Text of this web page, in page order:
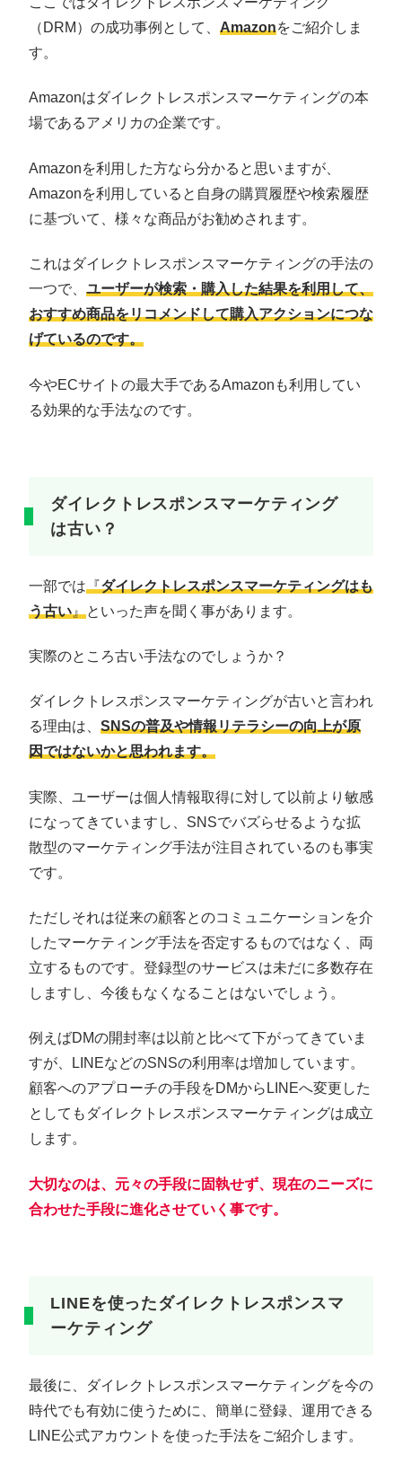
（DRM）の成功事例として、 Amazonをご紹介しま
す。
Amazonはダイレクトレスポンスマーケティングの本
場であるアメリカの企業です。
Amazonを利用した方なら分かると思いますが、
Amazonを利用していると自身の購買履歴や検索履歴
に基づいて、様々な商品がお勧めされます。
これはダイレクトレスポンスマーケティングの手法の
一つで、 ユーザーが検索・購入した結果を利用して、
おすすめ商品をリコメンドして購入アクションにつな
げているのです。
今やECサイトの最大手であるAmazonも利用してい
る効果的な手法なのです。
ダイレクトレスポンスマーケティング
は古い？
一部では『ダイレクトレスポンスマーケティングはも
う古い』といった声を聞く事があります。
実際のところ古い手法なのでしょうか？
ダイレクトレスポンスマーケティングが古いと言われ
る理由は、 SNSの普及や情報リテラシーの向上が原
因ではないかと思われます。
実際、ユーザーは個人情報取得に対して以前より敏感
になってきていますし、SNSでバズらせるような拡
散型のマーケティング手法が注目されているのも事実
です。
ただしそれは従来の顧客とのコミュニケーションを介
したマーケティング手法を否定するものではなく、両
立するものです。登録型のサービスは未だに多数存在
しますし、今後もなくなることはないでしょう。
例えばDMの開封率は以前と比べて下がってきていま
すが、LINEなどのSNSの利用率は増加しています。
顧客へのアプローチの手段をDMからLINEへ変更した
としてもダイレクトレスポンスマーケティングは成立
します。
大切なのは、元々の手段に固執せず、現在のニーズに
合わせた手段に進化させていく事です。
LINEを使ったダイレクトレスポンスマ
ーケティング
最後に、ダイレクトレスポンスマーケティングを今の
時代でも有効に使うために、簡単に登録、運用できる
LINE公式アカウントを使った手法をご紹介します。